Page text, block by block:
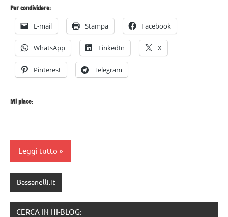
Per condividere:
E-mail Stampa Facebook
WhatsApp LinkedIn X
Pinterest Telegram
Mi piace:
Leggi tutto
Bassanelli.it
CERCA IN HI-BLOG: